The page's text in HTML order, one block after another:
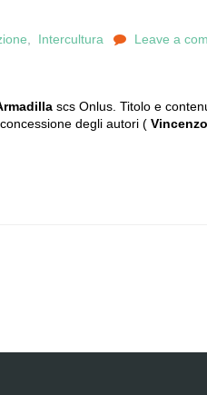
, Intercultura Leave a
scs Onlus. Titolo e
degli autori (